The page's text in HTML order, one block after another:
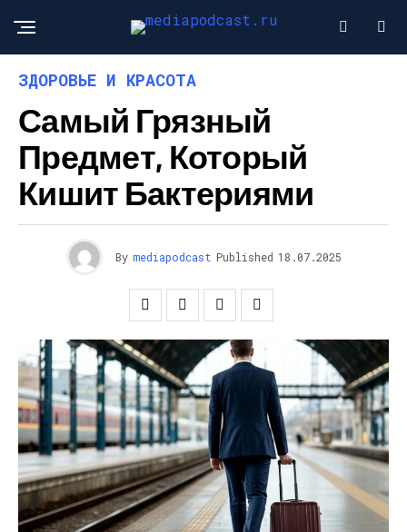
ЗДОРОВЬЕ И КРАСОТА
Самый Грязный
Предмет, Который
Кишит Бактериями
By mediapodcast Published 18.07.2025